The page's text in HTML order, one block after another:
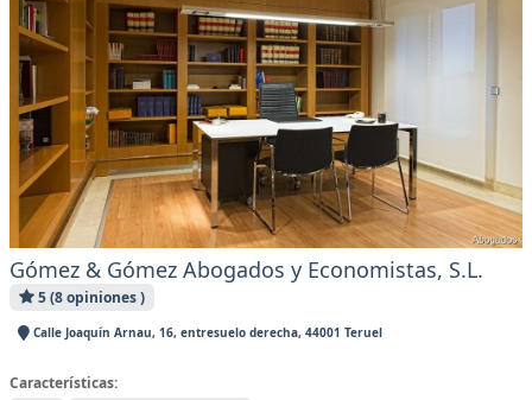
Gómez & Gómez Abogados y Economistas, S.L.
5 (8 opiniones )
Calle Joaquín Arnau, 16, entresuelo derecha, 44001 Teruel
Características: